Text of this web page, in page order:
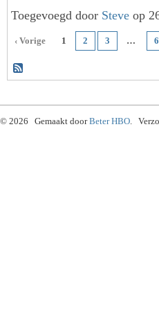
Toegevoegd door Steve op
‹ Vorige 1 2 3 … 6
© 2026 Gemaakt doorBeter HBO.